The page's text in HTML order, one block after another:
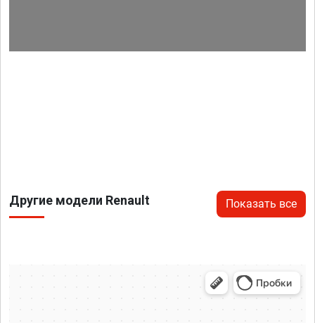
Другие модели Renault Показать все